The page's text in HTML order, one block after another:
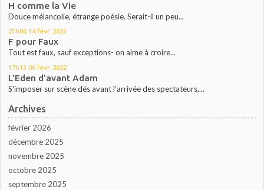
H comme la Vie
Douce mélancolie, étrange poésie. Serait-il un peu...
21h06 14 févr. 2023
F pour Faux
Tout est faux, sauf exceptions- on aime à croire...
17h13 06 févr. 2022
L'Eden d'avant Adam
S'imposer sur scène dés avant l'arrivée des spectateurs,...
Archives
février 2026
décembre 2025
novembre 2025
octobre 2025
septembre 2025